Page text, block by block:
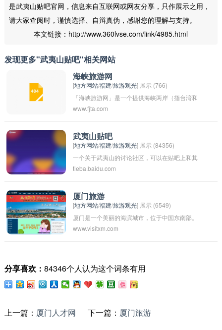
是武夷山贴吧官网，信息来自互联网或网友分享，只作展示之用，
请大家查阅时，谨慎选择、自辩真伪，感谢您的理解与支持。
本文链接：http://www.360lvse.com/link/4985.html
发现更多"武夷山贴吧"相关网站
海峡旅游网
[地方网站/福建/旅游观光] 展示 (766)
「海峡旅游网」是一个提供海峡两岸（指台湾和
中国大陆）旅游信息、线路、攻略等服务的在线
讯，帮助游客更好地规划和安排他们的旅行，同
时也促进两岸旅游业的发展和交流。
www.fjta.com
武夷山贴吧
[地方网站/福建/旅游观光] 展示 (84356)
一个关于武夷山的讨论社区，可以在贴吧上和其
他关注武夷山的人交流信息、分享经验和观点。
动态、景点推荐、旅游攻略等内容。如果你对武
夷山感兴趣，可以关注武夷山贴吧，与其他热爱
武夷山的朋友一起交流。
tieba.baidu.com
厦门旅游
[地方网站/福建/旅游观光] 展示 (6549)
厦门是一个美丽的海滨城市，位于中国东南部。
作为一个重要的旅游目的地，厦门拥有丰富的历
寺、胡里山炮台等著名景点，感受厦门独特的文
化氛围。你还可以享受海滩的清凉、品尝当地特
丽的海岛风光。无论是家庭旅行、情侣出游还是
www.visitxm.com
分享喜欢： 84346个人认为这个词条有用
上一篇： 厦门人才网 下一篇： 厦门旅游